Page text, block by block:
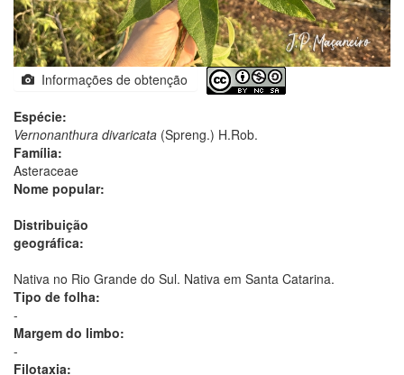
Informações de obtenção
Espécie:
Vernonanthura divaricata (Spreng.) H.Rob.
Família:
Asteraceae
Nome popular:
Distribuição
geográfica:
Nativa no Rio Grande do Sul. Nativa em Santa Catarina.
Tipo de folha:
-
Margem do limbo:
-
Filotaxia: